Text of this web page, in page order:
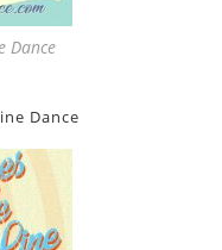
Dance
Dance